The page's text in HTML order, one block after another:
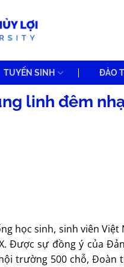
TUYỂN SINH ĐÀO
linh đêm
học sinh, sinh viên
Được sự đồng ý của
trường 500 chỗ,